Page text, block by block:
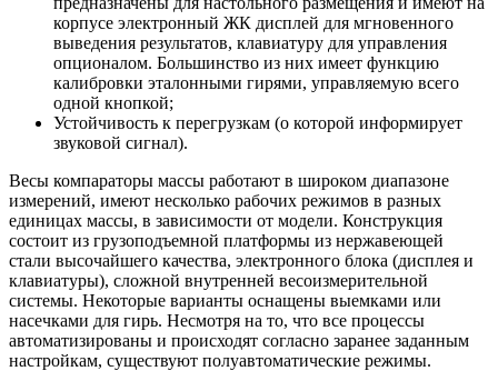
корпусе электронный ЖК дисплей для мгновенного
выведения результатов, клавиатуру для управления
опционалом. Большинство из них имеет функцию
калибровки эталонными гирями, управляемую всего
одной кнопкой;
Устойчивость к перегрузкам (о которой информирует
звуковой сигнал).
Весы компараторы массы работают в широком диапазоне
измерений, имеют несколько рабочих режимов в разных
единицах массы, в зависимости от модели. Конструкция
состоит из грузоподъемной платформы из нержавеющей
стали высочайшего качества, электронного блока (дисплея и
клавиатуры), сложной внутренней весоизмерительной
системы. Некоторые варианты оснащены выемками или
насечками для гирь. Несмотря на то, что все процессы
автоматизированы и происходят согласно заранее заданным
настройкам, существуют полуавтоматические режимы.